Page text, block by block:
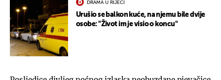
DRAMA U RIJECI
Urušio se balkon kuće, na njemu bile dvije
osobe: "Život im je visio o koncu"